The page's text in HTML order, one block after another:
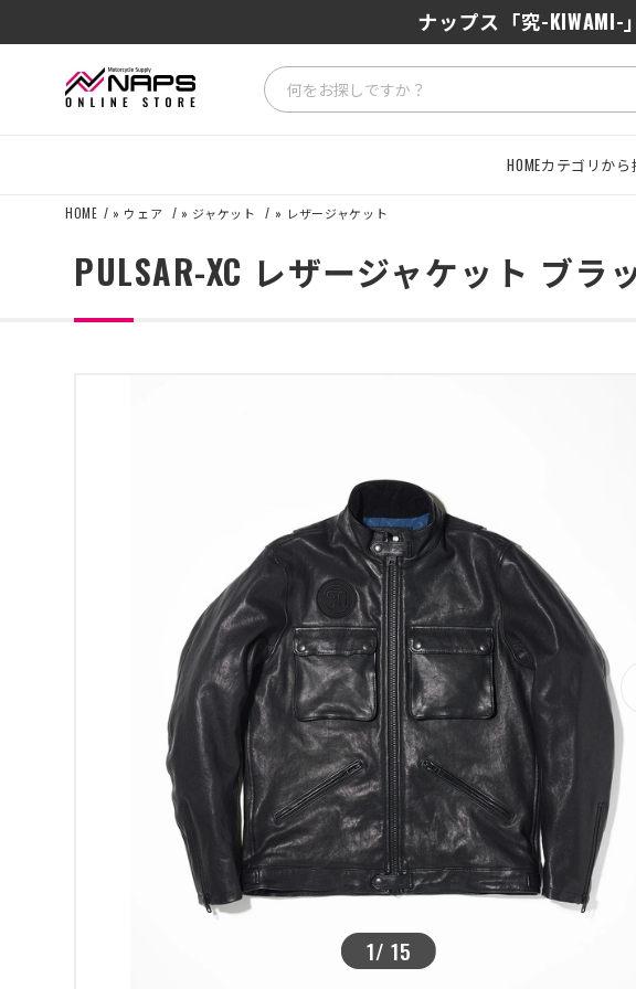
ナップス「究-KIWAMI-
SENA J30/J10を徹底比較｜
HOMEカテゴリから
HOME » ウェア » ジャケット » レザージャケット
PULSAR-XC レザージャケット ブラ
1/15